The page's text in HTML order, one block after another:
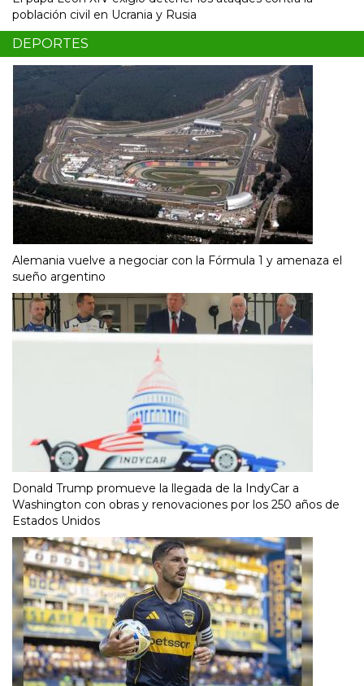
población civil en Ucrania y Rusia
DEPORTES
Alemania vuelve a negociar con la Fórmula 1 y amenaza el
sueño argentino
Donald Trump promueve la llegada de la IndyCar a
Washington con obras y renovaciones por los 250 años de
Estados Unidos